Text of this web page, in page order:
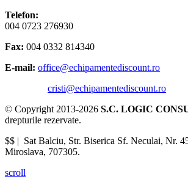
Telefon:
004 0723 276930
Fax: 004 0332 814340
E-mail: office@echipamentediscount.ro
cristi@echipamentediscount.ro
© Copyright 2013-2026 S.C. LOGIC
drepturile rezervate.
$$ | Sat Balciu, Str. Biserica Sf. Neculai, Nr.
Miroslava, 707305.
scroll